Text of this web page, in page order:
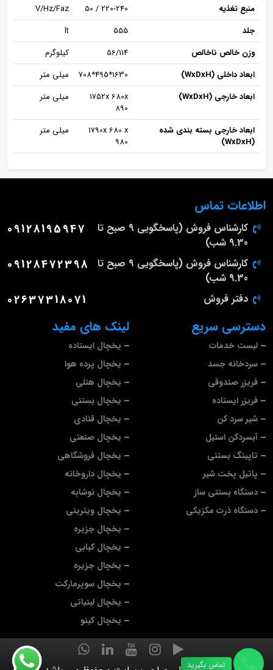
منبع تغذیه
220-240 / 50
V/Hz/Faz
جلد
555
lt
وزن خالص ناخالص
56/114
کیلوگرم
ابعاد داخلی (WxDxH)
1630*495*708
میلی متر
ابعاد خارجی (WxDxH)
1752x 680x
890
میلی متر
ابعاد خارجی بسته بندی شده
(WxDxH)
1790x 680 x
980
میلی متر
لینک های مفید
یخچال ایستاده
یخچال پرده هوا
یخچال هتلی
یخچال بستنی
یخچال قنادی
یخچال صنعتی
یخچال فروشگاهی
یخچال داروخانه
یخچال نوشابه
یخچال ویترینی
یخچال جزیره
یخچال کبابی
یخچال جزیره
یخچال سوپرمارکت
یخچال لبنیاتی
یخچال کینو
دسترسی سریع
لیست خدمات
سردخانه جسد
فریزر صندوقی
فریزر ایستاده
شیر سرد کن
آبسردکن استیل
تاپینگ بستنی
پاتیل پخت شیر
دستگاه بستنی ساز
دستگاه ذرت مکزیکی
اطلاعات تماس
کارشناس فروش (پاسخگویی 9 صبح تا
9.30 شب)
09128195947
کارشناس فروش (پاسخگویی 9 صبح تا
9.30 شب)
09128472398
دفتر فروش 02637318071
تماس بگیرید